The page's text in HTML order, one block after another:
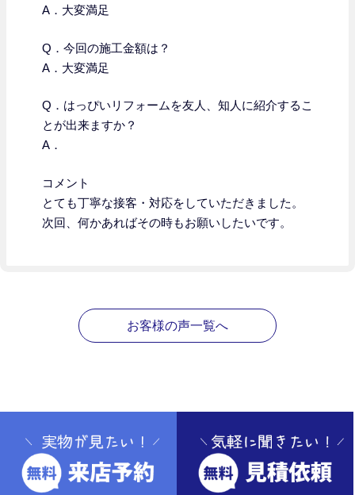
A．大変満足
Q．今回の施工金額は？
A．大変満足
Q．はっぴいリフォームを友人、知人に紹介するこ
とが出来ますか？
A．
コメント
とても丁寧な接客・対応をしていただきました。
次回、何かあればその時もお願いしたいです。
お客様の声一覧へ